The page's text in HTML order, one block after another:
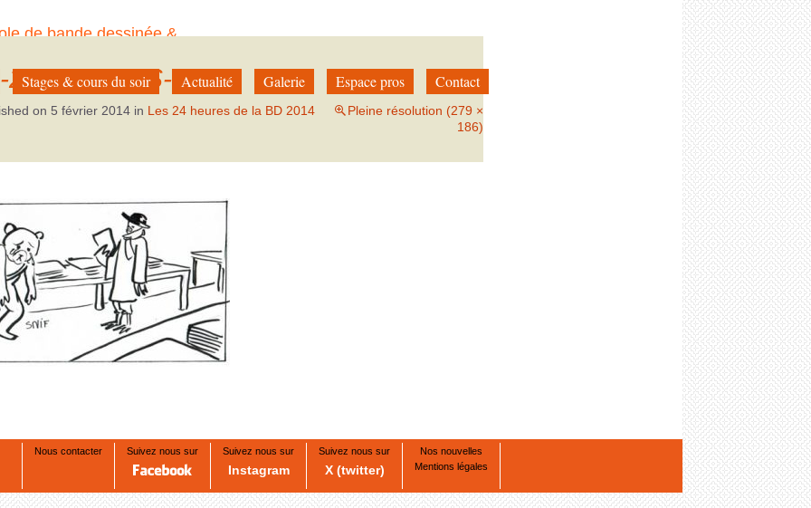
de bande dessinée &
Stages & cours du soir Actualité Galerie Espace pros Contact
24-HEURES-BD
on 5 février 2014 in Les 24 heures de la BD 2014
Pleine résolution (279 ×
186)
Nous contacter Suivez nous sur Suivez nous sur
Instagram
Suivez nous sur
X (twitter)
Nos nouvelles
Mentions légales